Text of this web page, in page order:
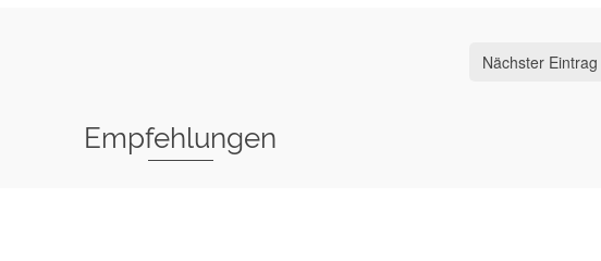
Nächster Eintrag
Empfehlungen